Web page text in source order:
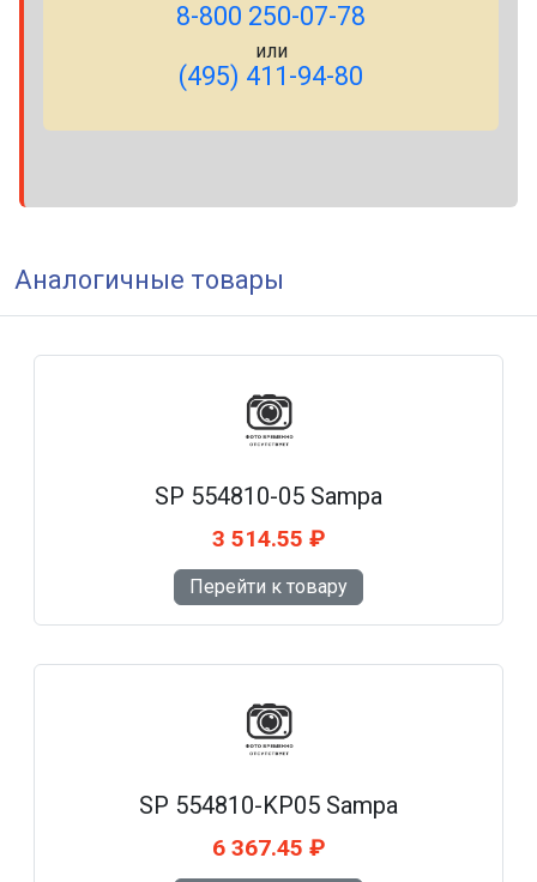
8-800 250-07-78
или
(495) 411-94-80
Аналогичные товары
SP 554810-05 Sampa
3 514.55 ₽
Перейти к товару
SP 554810-KP05 Sampa
6 367.45 ₽